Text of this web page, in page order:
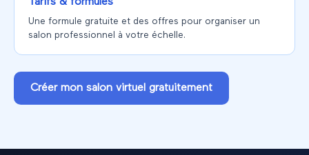
Tarifs & formules
Une formule gratuite et des offres pour organiser un
salon professionnel à votre échelle.
Créer mon salon virtuel gratuitement